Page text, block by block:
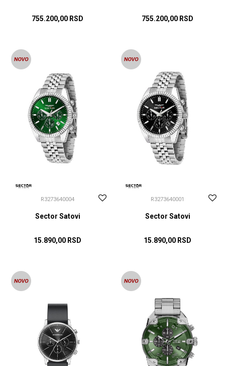
755.200,00 RSD 755.200,00 RSD
R3273640004
Sector Satovi
15.890,00 RSD
R3273640001
Sector Satovi
15.890,00 RSD